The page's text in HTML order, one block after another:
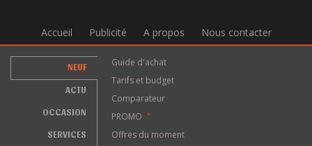
Accueil Publicité A propos Nous contacter
NEUF
ACTU
OCCASION
SERVICES
Guide d'achat
Tarifs et budget
Comparateur
PROMO
*
Offres du moment